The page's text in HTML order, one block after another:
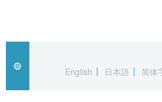
科学・技術
暮らし
English
日本語 简体